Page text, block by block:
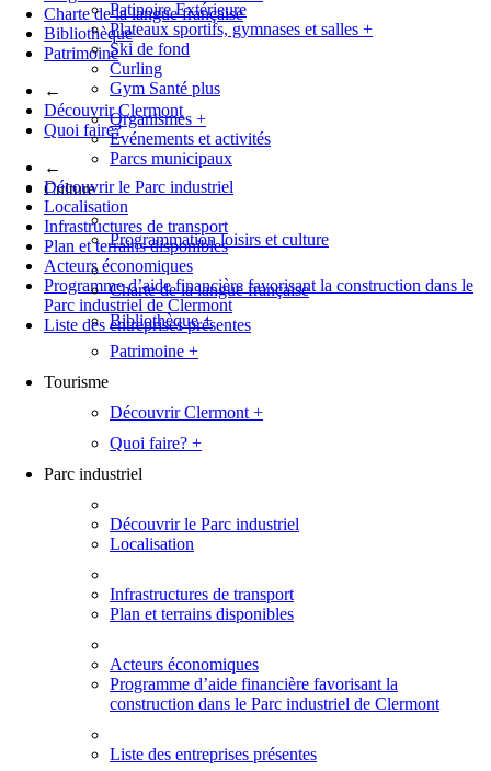
Charte de la langue française
Bibliothèque
Patrimoine
←
Découvrir Clermont
Quoi faire?
←
Découvrir le Parc industriel
Localisation
Infrastructures de transport
Plan et terrains disponibles
Acteurs économiques
Programme d’aide financière favorisant la construction dans le
Parc industriel de Clermont
Liste des entreprises présentes
Patinoire Extérieure
Plateaux sportifs, gymnases et salles +
Ski de fond
Curling
Gym Santé plus
Organismes +
Événements et activités
Parcs municipaux
Culture
Programmation loisirs et culture
Charte de la langue française
Bibliothèque+
Patrimoine +
Tourisme
Découvrir Clermont +
Quoi faire? +
Parc industriel
Découvrir le Parc industriel
Localisation
Infrastructures de transport
Plan et terrains disponibles
Acteurs économiques
Programme d’aide financière favorisant la
construction dans le Parc industriel de Clermont
Liste des entreprises présentes